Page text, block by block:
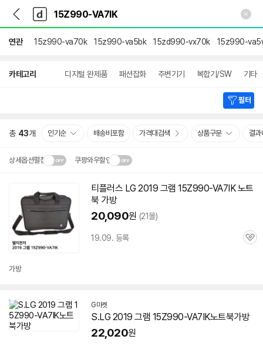
다
나
와
가
기
다
와
메
연관 15z990-va70k 15z990-va5bk 15zd990-vx70k 15z990-
카테고리 디지털 완제품 패션잡화 주변기기 복합기/SW 기타
필터
총 43개 인기순 배송비포함 가격대검색 상품구분 결과
상세옵션펼침 쿠팡와우할인
배송·설치비가 달라집니다.닫
기
티플러스 LG 2019 그램 15Z990-VA7IK노트
북 가방
20,090원 (21몰)
19.09. 등록
관
가방
G마켓
S.LG 2019 그램 15Z990-VA7IK노트북가방
22,020원